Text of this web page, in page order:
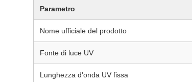
Parametro
Nome ufficiale del prodotto
Fonte di luce UV
Lunghezza d'onda UV fissa